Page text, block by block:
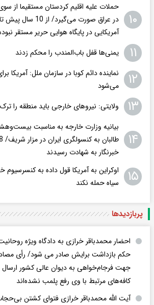
۱۰
حملات علیه اقلیم کردستان مستقیما از
در عراق صورت
آمریکایی در پایگاه هوایی حریر مستقر
۱۱ یمنی‌ها قفل باب‌المندب را محکم زدند
۱۲
نماینده دائم کوبا در سازمان ملل: آمریکا
می‌شود
۱۳ ولایتی: نیروهای خارجی باید منطقه را
۱۴
بیانیه وزارت خارجه به مناسبت
خبرنگار به شهادت رسیدند
۱۵
اوکراین به آمریکا قول داده به کنسرسیوم
سیاه حمله نکند
پربازدید‌ها
احضار محمدباقر خرازی به دادگاه ویژه
حکم بازداشت برایش صادر می شود/ رأی
جهت فرجام‌خواهی به دیوان عالی کشور
کافه‌های مرتبط با وی رفع پلمب نشده‌اند
آیت الله محمدباقر خرازی فتوای کشتن